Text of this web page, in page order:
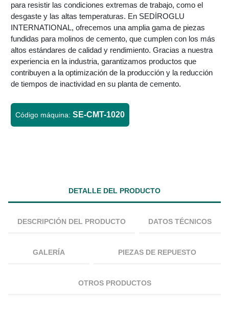
para resistir las condiciones extremas de trabajo, como el
desgaste y las altas temperaturas. En SEDİROGLU
INTERNATIONAL, ofrecemos una amplia gama de piezas
fundidas para molinos de cemento, que cumplen con los más
altos estándares de calidad y rendimiento. Gracias a nuestra
experiencia en la industria, garantizamos productos que
contribuyen a la optimización de la producción y la reducción
de tiempos de inactividad en su planta de cemento.
Código máquina: SE-CMT-1020
DETALLE DEL PRODUCTO
DESCRIPCIÓN DEL PRODUCTO DATOS TÉCNICOS
GALERÍA PIEZAS DE REPUESTO
OTROS PRODUCTOS